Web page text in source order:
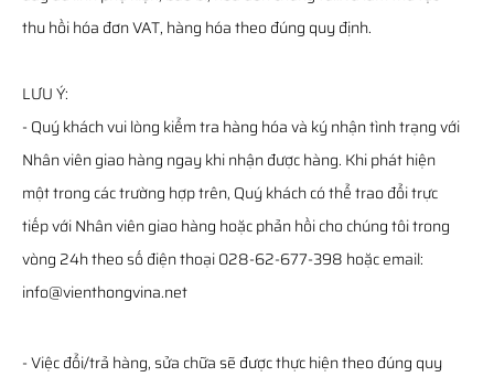
thu hồi hóa đơn VAT, hàng hóa theo đúng quy định.
LƯU Ý:
- Quý khách vui lòng kiểm tra hàng hóa và ký nhận tình trạng với
Nhân viên giao hàng ngay khi nhận được hàng. Khi phát hiện
một trong các trường hợp trên, Quý khách có thể trao đổi trực
tiếp với Nhân viên giao hàng hoặc phản hồi cho chúng tôi trong
vòng 24h theo số điện thoại 028-62-677-398 hoặc email:
info@vienthongvina.net
- Việc đổi/trả hàng, sửa chữa sẽ được thực hiện theo đúng quy